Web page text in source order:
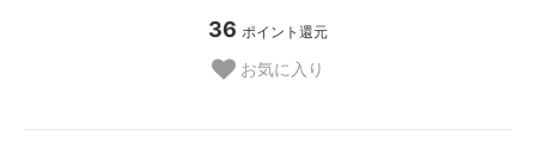
36 ポイント還元
お気に入り